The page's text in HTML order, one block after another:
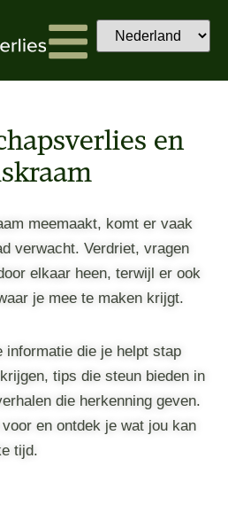
en
meemaakt, komt er vaak
verwacht. Verdriet, vragen
elkaar heen, terwijl er ook
je mee te maken krijgt.
informatie die je helpt stap
tips die steun bieden in
die herkenning geven.
en ontdek je wat jou kan
tijd.